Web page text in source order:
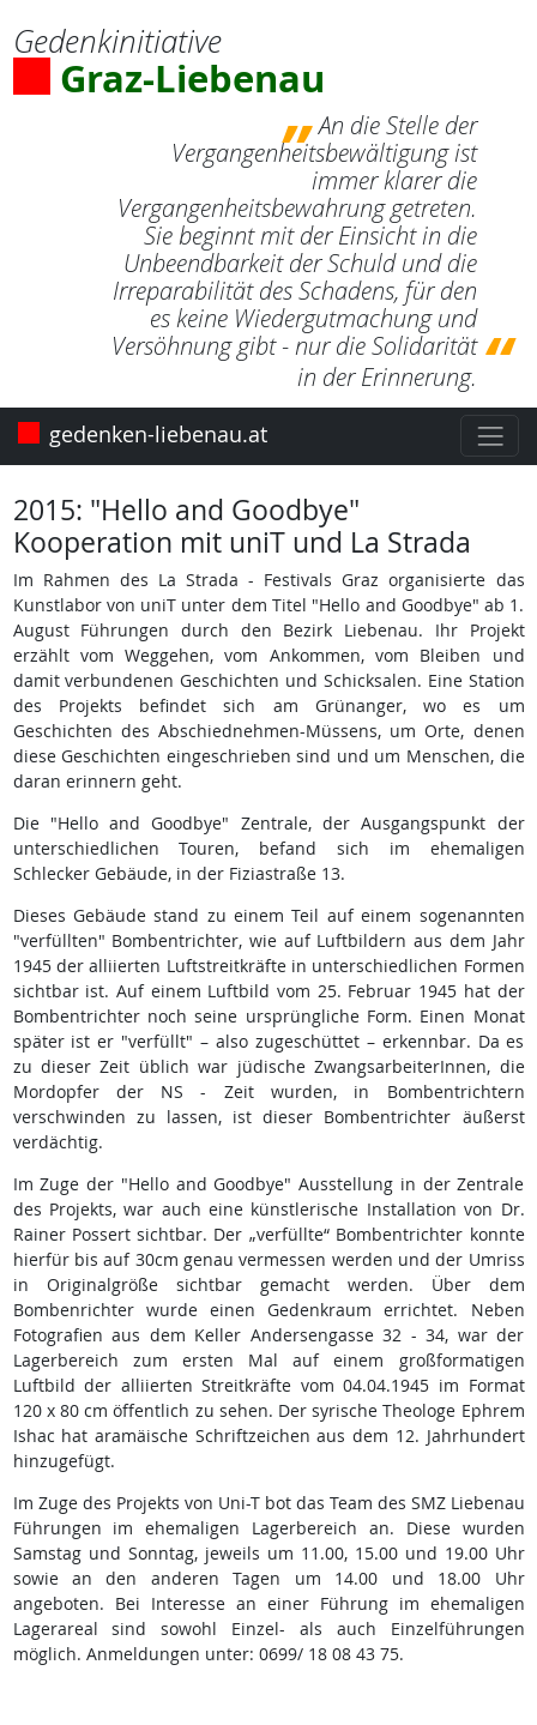
Gedenkinitiative
Graz-Liebenau
An die Stelle der
Vergangenheitsbewältigung ist
immer klarer die
Vergangenheitsbewahrung getreten.
Sie beginnt mit der Einsicht in die
Unbeendbarkeit der Schuld und die
Irreparabilität des Schadens, für den
es keine Wiedergutmachung und
Versöhnung gibt - nur die Solidarität
in der Erinnerung.
gedenken-liebenau.atZur Hauptseite
2015: "Hello and Goodbye"
Kooperation mit uniT und La Strada
Im Rahmen des La Strada - Festivals Graz organisierte das
Kunstlabor von uniT unter dem Titel "Hello and Goodbye" ab 1.
August Führungen durch den Bezirk Liebenau. Ihr Projekt
erzählt vom Weggehen, vom Ankommen, vom Bleiben und
damit verbundenen Geschichten und Schicksalen. Eine Station
des Projekts befindet sich am Grünanger, wo es um
Geschichten des Abschiednehmen-Müssens, um Orte, denen
diese Geschichten eingeschrieben sind und um Menschen, die
daran erinnern geht.
Die "Hello and Goodbye" Zentrale, der Ausgangspunkt der
unterschiedlichen Touren, befand sich im ehemaligen
Schlecker Gebäude, in der Fiziastraße 13.
Dieses Gebäude stand zu einem Teil auf einem sogenannten
"verfüllten" Bombentrichter, wie auf Luftbildern aus dem Jahr
1945 der alliierten Luftstreitkräfte in unterschiedlichen Formen
sichtbar ist. Auf einem Luftbild vom 25. Februar 1945 hat der
Bombentrichter noch seine ursprüngliche Form. Einen Monat
später ist er "verfüllt" – also zugeschüttet – erkennbar. Da es
zu dieser Zeit üblich war jüdische ZwangsarbeiterInnen, die
Mordopfer der NS - Zeit wurden, in Bombentrichtern
verschwinden zu lassen, ist dieser Bombentrichter äußerst
verdächtig.
Im Zuge der "Hello and Goodbye" Ausstellung in der Zentrale
des Projekts, war auch eine künstlerische Installation von Dr.
Rainer Possert sichtbar. Der „verfüllte“ Bombentrichter konnte
hierfür bis auf 30cm genau vermessen werden und der Umriss
in Originalgröße sichtbar gemacht werden. Über dem
Bombenrichter wurde einen Gedenkraum errichtet. Neben
Fotografien aus dem Keller Andersengasse 32 - 34, war der
Lagerbereich zum ersten Mal auf einem großformatigen
Luftbild der alliierten Streitkräfte vom 04.04.1945 im Format
120 x 80 cm öffentlich zu sehen. Der syrische Theologe Ephrem
Ishac hat aramäische Schriftzeichen aus dem 12. Jahrhundert
hinzugefügt.
Im Zuge des Projekts von Uni-T bot das Team des SMZ Liebenau
Führungen im ehemaligen Lagerbereich an. Diese wurden
Samstag und Sonntag, jeweils um 11.00, 15.00 und 19.00 Uhr
sowie an den anderen Tagen um 14.00 und 18.00 Uhr
angeboten. Bei Interesse an einer Führung im ehemaligen
Lagerareal sind sowohl Einzel- als auch Einzelführungen
möglich. Anmeldungen unter: 0699/ 18 08 43 75.